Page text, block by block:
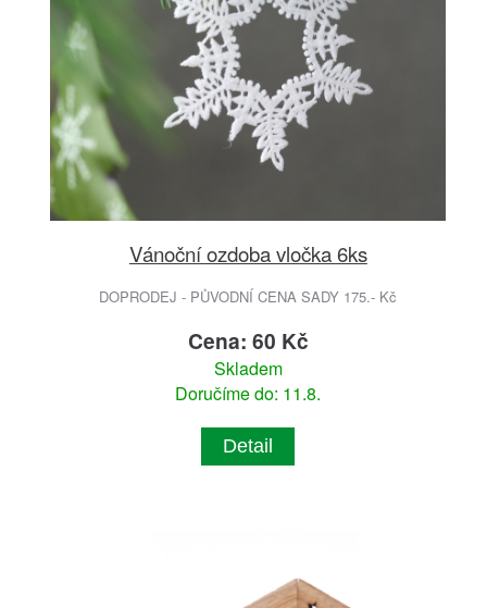
Vánoční ozdoba vločka 6ks
DOPRODEJ - PŮVODNÍ CENA SADY 175.- Kč
Cena: 60 Kč
Skladem
Doručíme do: 11.8.
Detail